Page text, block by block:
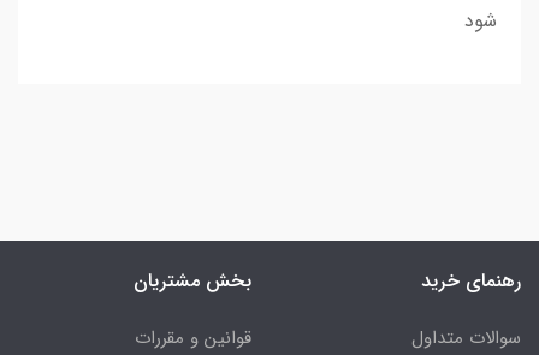
شود
رهنمای خرید
سوالات متداول
بخش مشتریان
قوانین و مقررات